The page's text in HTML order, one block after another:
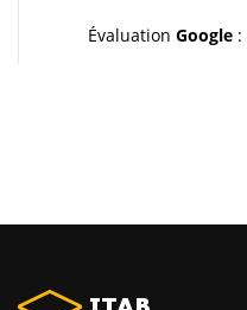
Évaluation Google :